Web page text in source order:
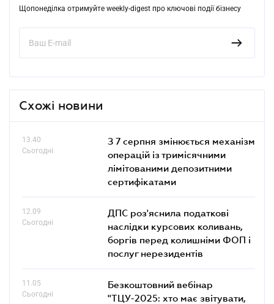
Щопонеділка отримуйте weekly-digest про ключові події бізнесу
Схожі новини
13.40
Сьогодні
З 7 серпня змінюється механізм
операцій із тримісячними
лімітованими депозитними
сертифікатами
12.09
Сьогодні
ДПС роз'яснила податкові
наслідки курсових коливань,
боргів перед колишніми ФОП і
послуг нерезидентів
11.05
Сьогодні
Безкоштовний вебінар
"ТЦУ-2025: хто має звітувати,